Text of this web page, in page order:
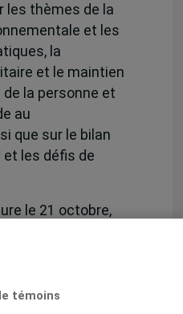
les thèmes de la
et les
la
et le maintien
de la personne et
au
que sur le bilan
et les défis de
le 21 octobre,
Leblanc,
auprès de
témoins